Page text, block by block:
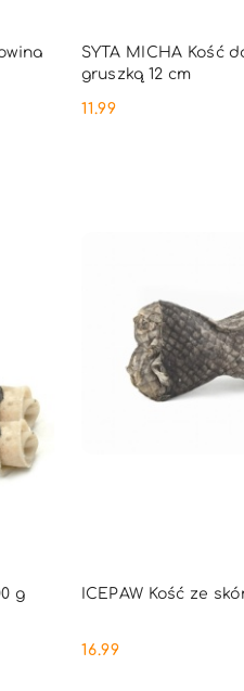
SYTA MICHA Kość
gruszką 12 cm
Cena:
11.99
DO
g ICEPAW Kość ze
Cena:
16.99
PRODUKT